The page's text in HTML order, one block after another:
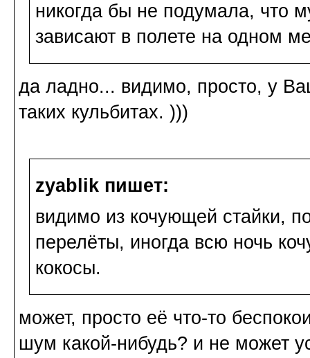
никогда бы не подумала, что
зависают в полете на одном
да ладно... видимо, просто, у
таких кульбитах. )))
zyablik пишет:
видимо из кочующей стайки,
перелёты, иногда всю ночь
кокосы.
может, просто её что-то
шум какой-нибудь? и не может